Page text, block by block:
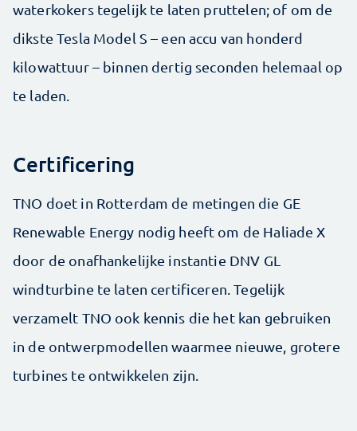
waterkokers tegelijk te laten pruttelen; of om de
dikste Tesla Model S – een accu van honderd
kilowattuur – binnen dertig seconden helemaal op
te laden.
Certificering
TNO doet in Rotterdam de metingen die GE
Renewable Energy nodig heeft om de Haliade X
door de onafhankelijke instantie DNV GL
windturbine te laten certificeren. Tegelijk
verzamelt TNO ook kennis die het kan gebruiken
in de ontwerpmodellen waarmee nieuwe, grotere
turbines te ontwikkelen zijn.